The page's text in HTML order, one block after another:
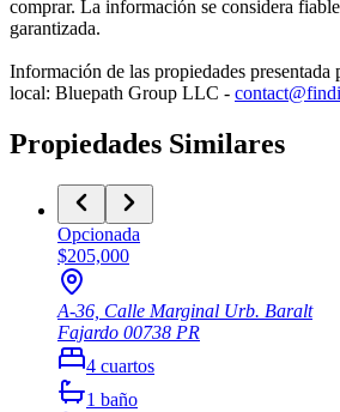
comprar. La información se considera
garantizada.
Información de las propiedades
local: Bluepath Group LLC -
Propiedades Similares
Opcionada
$205,000
A-36, Calle Marginal Urb. Baralt
Fajardo 00738 PR
4 cuartos
1 baño